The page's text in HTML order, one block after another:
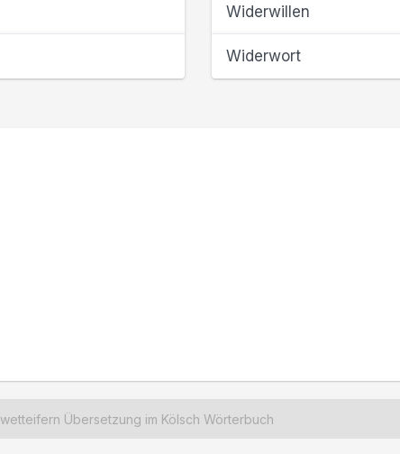
Widerwillen
Widerwort
wetteifern Übersetzung im Kölsch Wörterbuch